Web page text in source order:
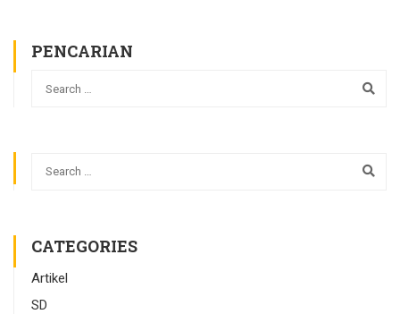
PENCARIAN
CATEGORIES
Artikel
SD